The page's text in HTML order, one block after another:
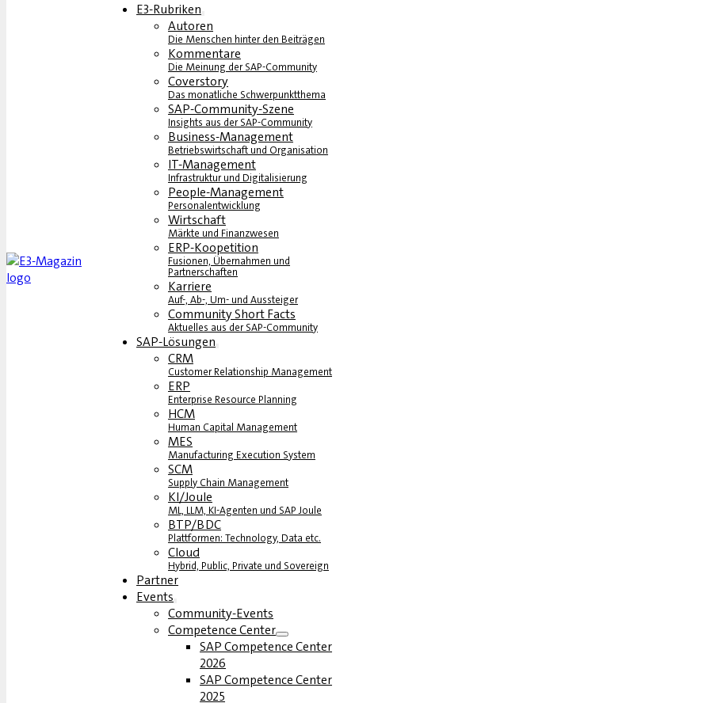
E3-Rubriken
Autoren
Die Menschen hinter den Beiträgen
Kommentare
Die Meinung der SAP-Community
Coverstory
Das monatliche Schwerpunktthema
SAP-Community-Szene
Insights aus der SAP-Community
Business-Management
Betriebswirtschaft und Organisation
IT-Management
Infrastruktur und Digitalisierung
People-Management
Personalentwicklung
Wirtschaft
Märkte und Finanzwesen
ERP-Koopetition
Fusionen, Übernahmen und
Partnerschaften
Karriere
Auf-, Ab-, Um- und Aussteiger
Community Short Facts
Aktuelles aus der SAP-Community
SAP-Lösungen
CRM
Customer Relationship Management
ERP
Enterprise Resource Planning
HCM
Human Capital Management
MES
Manufacturing Execution System
SCM
Supply Chain Management
KI/Joule
ML, LLM, KI-Agenten und SAP Joule
BTP/BDC
Plattformen: Technology, Data etc.
Cloud
Hybrid, Public, Private und Sovereign
Partner
Events
Community-Events
Competence Center
SAP Competence Center
2026
SAP Competence Center
2025